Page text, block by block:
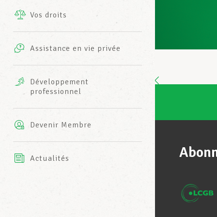
INFO-CENTER
Vos droits
Assistance en vie privée
complémentaires
AXA
Développement
professionnel
Devenir Membre
Actualités